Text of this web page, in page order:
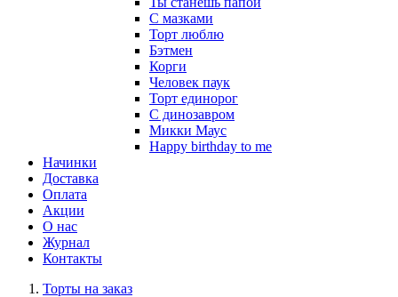
С мазками
Торт люблю
Бэтмен
Корги
Человек паук
Торт единорог
С динозавром
Микки Маус
Happy birthday to me
Начинки
Доставка
Оплата
Акции
О нас
Журнал
Контакты
Торты на заказ